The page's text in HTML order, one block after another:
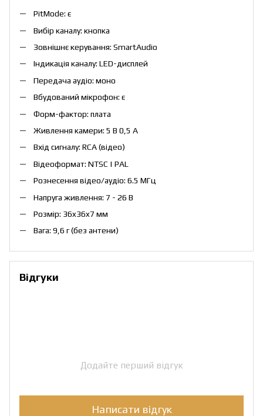
PitMode: є
Вибір каналу: кнопка
Зовнішнє керування: SmartAudio
Індикація каналу: LED-дисплей
Передача аудіо: моно
Вбудований мікрофон: є
Форм-фактор: плата
Живлення камери: 5 В 0,5 А
Вхід сигналу: RCA (відео)
Відеоформат: NTSC | PAL
Рознесення відео/аудіо: 6.5 МГц
Напруга живлення: 7 - 26 В
Розмір: 36x36x7 мм
Вага: 9,6 г (без антени)
Відгуки
Додайте перший відгук
Написати відгук